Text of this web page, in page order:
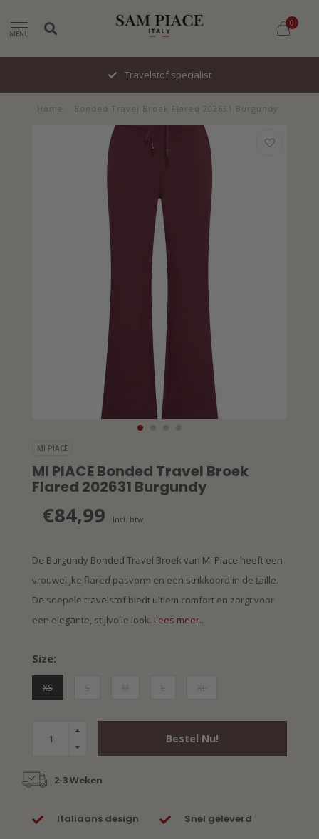
MENU
0
Travelstof specialist
Home Bonded Travel Broek Flared 202631 Burgundy
MI PIACE
MI PIACE Bonded Travel Broek
Flared 202631 Burgundy
€84,99 Incl. btw
De Burgundy Bonded Travel Broek van Mi Piace heeft een
vrouwelijke flared pasvorm en een strikkoord in de taille.
De soepele travelstof biedt ultiem comfort en zorgt voor
een elegante, stijlvolle look. Lees meer..
Size:
XS
Bestel Nu!
2-3 Weken
Italiaans design Snel geleverd